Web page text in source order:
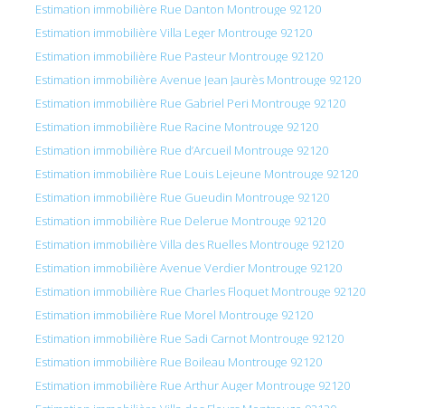
Estimation immobilière Rue Danton Montrouge 92120
Estimation immobilière Villa Leger Montrouge 92120
Estimation immobilière Rue Pasteur Montrouge 92120
Estimation immobilière Avenue Jean Jaurès Montrouge 92120
Estimation immobilière Rue Gabriel Peri Montrouge 92120
Estimation immobilière Rue Racine Montrouge 92120
Estimation immobilière Rue d’Arcueil Montrouge 92120
Estimation immobilière Rue Louis Lejeune Montrouge 92120
Estimation immobilière Rue Gueudin Montrouge 92120
Estimation immobilière Rue Delerue Montrouge 92120
Estimation immobilière Villa des Ruelles Montrouge 92120
Estimation immobilière Avenue Verdier Montrouge 92120
Estimation immobilière Rue Charles Floquet Montrouge 92120
Estimation immobilière Rue Morel Montrouge 92120
Estimation immobilière Rue Sadi Carnot Montrouge 92120
Estimation immobilière Rue Boileau Montrouge 92120
Estimation immobilière Rue Arthur Auger Montrouge 92120